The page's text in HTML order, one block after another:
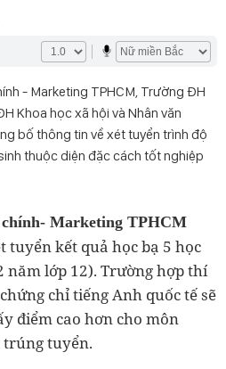
- Marketing TPHCM, Trường ĐH
Khoa học xã hội và Nhân văn
bố thông tin về xét tuyển trình độ
thuộc diện đặc cách tốt nghiệp
Marketing TPHCM
tuyển kết quả học bạ 5 học
lớp 12). Trường hợp thí
chỉ tiếng Anh quốc tế sẽ
điểm cao hơn cho môn
tuyển.